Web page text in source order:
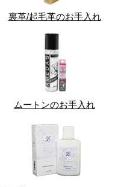
裏革/起毛革のお手入れ
ムートンのお手入れ